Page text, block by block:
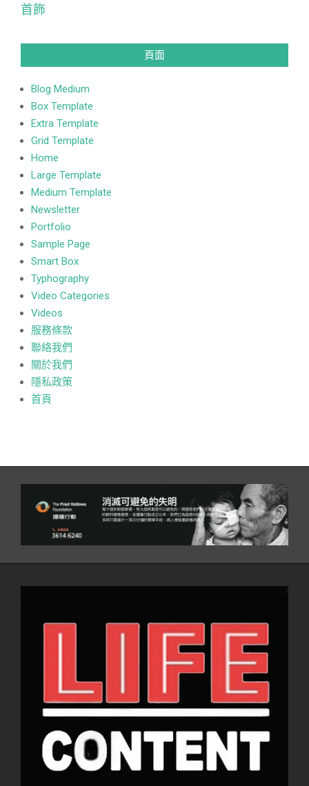
首飾
頁面
Blog Medium
Box Template
Extra Template
Grid Template
Home
Large Template
Medium Template
Newsletter
Portfolio
Sample Page
Smart Box
Typhography
Video Categories
Videos
服務條款
聯絡我們
關於我們
隱私政策
首頁